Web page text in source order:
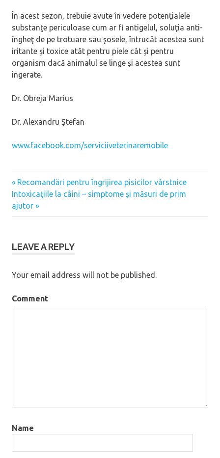
În acest sezon, trebuie avute în vedere potenţialele
substanţe periculoase cum ar fi antigelul, soluţia anti-
îngheţ de pe trotuare sau şosele, întrucât acestea sunt
iritante şi toxice atât pentru piele cât şi pentru
organism dacă animalul se linge şi acestea sunt
ingerate.
Dr. Obreja Marius
Dr. Alexandru Ştefan
www.facebook.com/serviciiveterinaremobile
Post
navigation
Previous
Post:
Recomandări pentru îngrijirea pisicilor vârstnice
Next
Post:
Intoxicaţiile la câini – simptome şi măsuri de prim
ajutor
LEAVE A REPLY
Your email address will not be published.
Comment
Name